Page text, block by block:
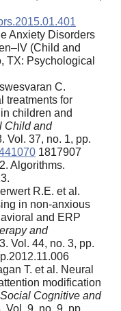
Anxiety Disorders
(Child and
TX: Psychological
C.
treatments for
children and
Child and
Vol. 37, no. 1, pp.
1817907
Algorithms.
R.E. et al.
in non-anxious
and ERP
and
Vol. 44, no. 3, pp.
T. et al. Neural
modification
Social Cognitive and
Vol. 9, no. 9, pp.